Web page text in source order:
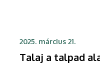
2025. március 21.
Talaj a talpad